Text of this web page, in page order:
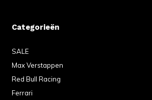
Categorieën
SALE
Max Verstappen
Red Bull Racing
Ferrari